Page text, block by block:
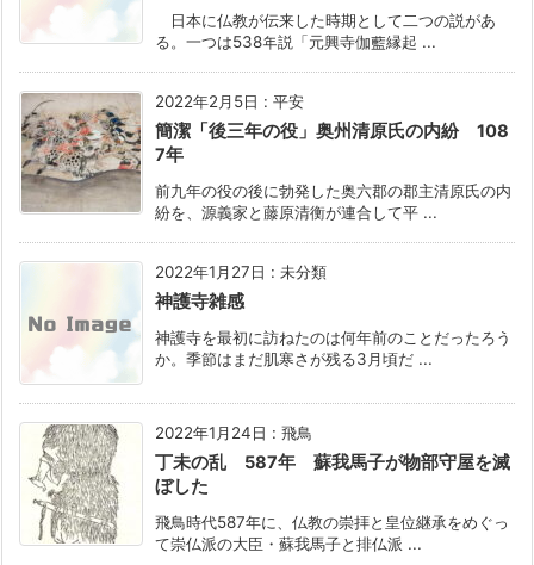
日本に仏教が伝来した時期として二つの説があ
る。一つは538年説「元興寺伽藍縁起 ...
2022年2月5日 : 平安
簡潔「後三年の役」奥州清原氏の内紛 108
7年
前九年の役の後に勃発した奥六郡の郡主清原氏の内
紛を、源義家と藤原清衡が連合して平 ...
2022年1月27日 : 未分類
神護寺雑感
神護寺を最初に訪ねたのは何年前のことだったろう
か。季節はまだ肌寒さが残る3月頃だ ...
2022年1月24日 : 飛鳥
丁未の乱 587年 蘇我馬子が物部守屋を滅
ぼした
飛鳥時代587年に、仏教の崇拝と皇位継承をめぐっ
て崇仏派の大臣・蘇我馬子と排仏派 ...